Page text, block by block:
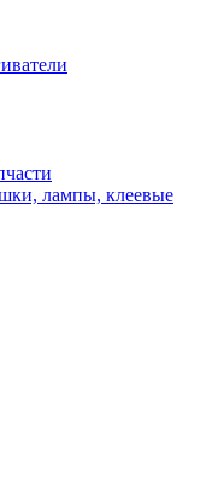
лампы, клеевые